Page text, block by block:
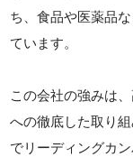
ち、食品や医薬品
ています。
この会社の強みは
への徹底した取り
でリーディングカ